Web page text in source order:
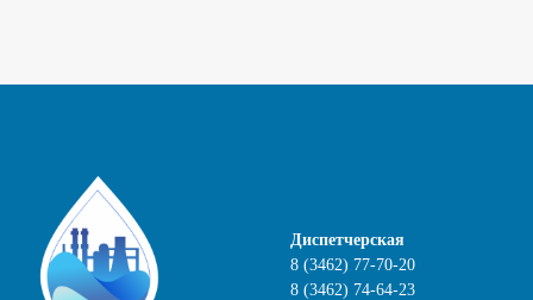
Диспетчерская
8 (3462) 77-70-20
8 (3462) 74-64-23